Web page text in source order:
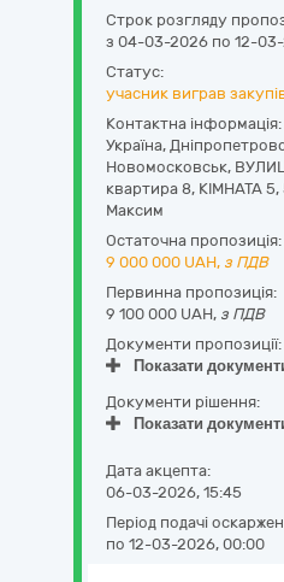
Строк розгляду
з 04-03-2026 по 12-
Статус:
учасник виграв
Контактна інформація:
Україна,
Новомосковськ,
квартира 8, КІМНАТА 5,
Максим
Остаточна пропозиція:
9 000 000 UAH, з ПДВ
Первинна пропозиція:
9 100 000 UAH, з ПДВ
Документи пропозиції:
Показати
Документи рішення:
Показати
Дата акцепта:
06-03-2026, 15:45
Період подачі
по 12-03-2026, 00:00